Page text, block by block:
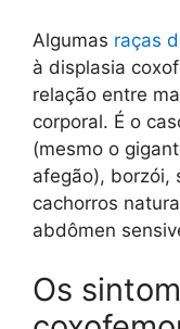
Algumas raças
à displasia
relação entre
corporal. É o
(mesmo o
afegão), borzói,
cachorros
abdômen
Os